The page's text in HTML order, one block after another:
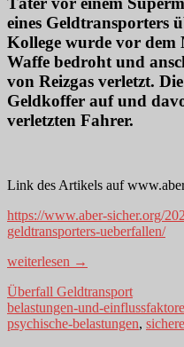
eines Geldtransporters
Kollege wurde vor dem
Waffe bedroht und
von Reizgas verletzt.
Geldkoffer auf und
verletzten Fahrer.
Link des Artikels auf
https://www.aber-sicher.org/
geldtransporters-ueberfallen/
Allein
Fahrer
überfallen!
weiterlesen →
Überfall Geldtransport
belastungen-und-
psychische-belastungen,